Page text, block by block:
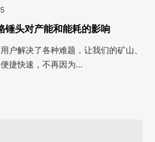
锤头对产能和能耗的影响
户解决了各种难题，让我们的矿山、
捷快速，不再因为…